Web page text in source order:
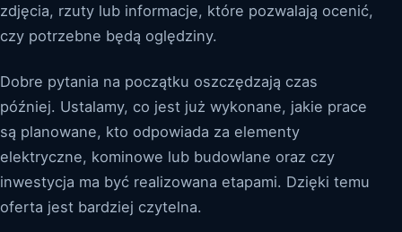
zdjęcia, rzuty lub informacje, które pozwalają ocenić,
czy potrzebne będą oględziny.
Dobre pytania na początku oszczędzają czas
później. Ustalamy, co jest już wykonane, jakie prace
są planowane, kto odpowiada za elementy
elektryczne, kominowe lub budowlane oraz czy
inwestycja ma być realizowana etapami. Dzięki temu
oferta jest bardziej czytelna.